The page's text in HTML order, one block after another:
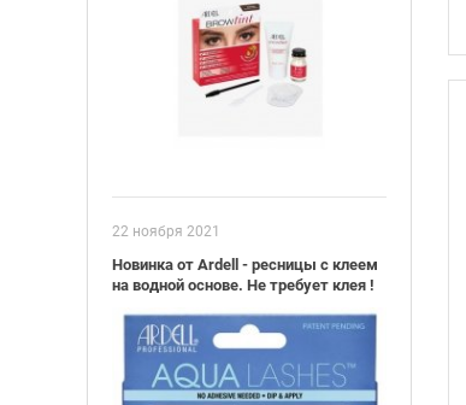
22 ноября 2021
Новинка от Ardell - ресницы с клеем
на водной основе. Не требует клея !